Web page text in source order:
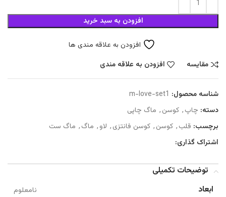
افزودن به سبد خرید
افزودن به علاقه مندی ها
مقایسه
افزودن به علاقه مندی
شناسه محصول: m-love-set1
دسته: چاپ, کوسن, ماگ چاپی
برچسب: قلب, کوسن, کوسن فانتزی, لاو, ماگ, ماگ ست
اشتراک گذاری:
توضیحات تکمیلی
ابعاد
نامعلوم